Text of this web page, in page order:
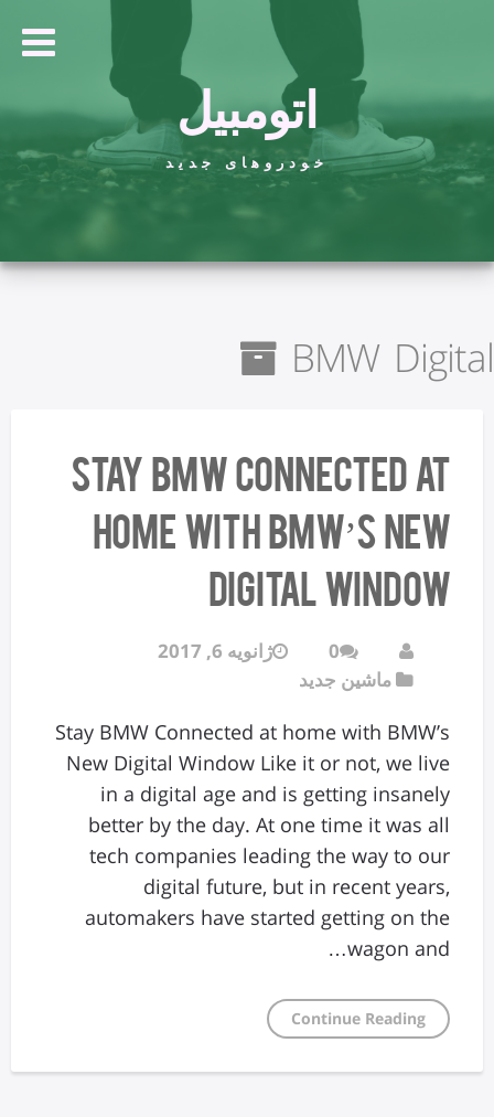
اتومبیل
خودروهای جدید
BMW Digital
Stay BMW Connected at
home with BMW’s New
Digital Window
0
ژانویه 6, 2017
ماشین جدید
Stay BMW Connected at home with BMW’s
New Digital Window Like it or not, we live
in a digital age and is getting insanely
better by the day. At one time it was all
tech companies leading the way to our
digital future, but in recent years,
automakers have started getting on the
wagon and…
Continue Reading